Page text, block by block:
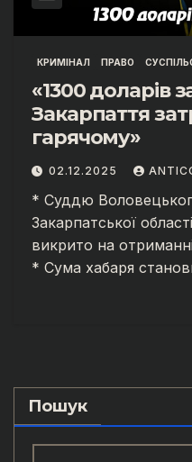
КРИМІНАЛ ПРАВО
«1300 доларів
Закарпаття
гарячому»
02.12.2025
* Суддю
Закарпатської
викрито на
* Сума хабаря
Пошук